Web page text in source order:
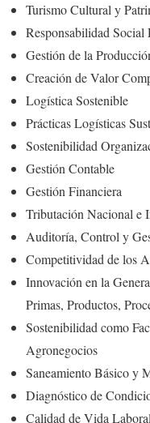
Turismo Cultural y
Responsabilidad
Gestión de la
Creación de Valor
Logística Sostenible
Prácticas Logísticas
Sostenibilidad
Gestión Contable
Gestión Financiera
Tributación Nacional e
Auditoría, Control y
Competitividad de los
Innovación en la
Primas, Productos,
Sostenibilidad como
Agronegocios
Saneamiento Básico y
Diagnóstico de
Calidad de Vida